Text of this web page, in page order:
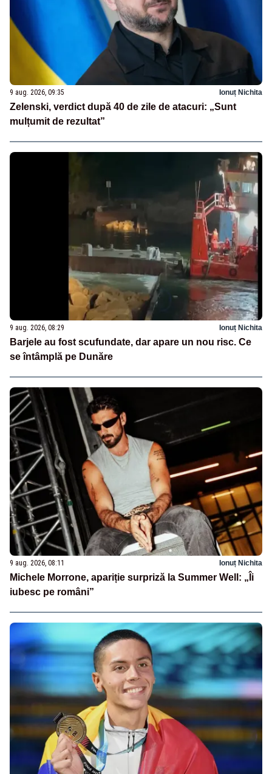
9 aug. 2026, 09:35 Ionuț Nichita
Zelenski, verdict după 40 de zile de atacuri: „Sunt
mulțumit de rezultat”
9 aug. 2026, 08:29 Ionuț Nichita
Barjele au fost scufundate, dar apare un nou risc. Ce
se întâmplă pe Dunăre
9 aug. 2026, 08:11 Ionuț Nichita
Michele Morrone, apariție surpriză la Summer Well: „Îi
iubesc pe români”